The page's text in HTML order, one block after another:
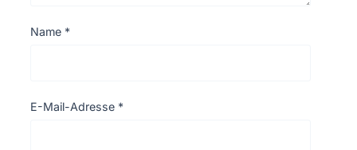
Name *
E-Mail-Adresse *